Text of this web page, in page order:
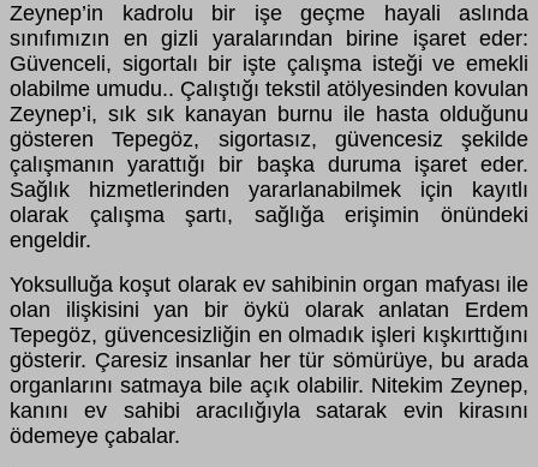
Zeynep’in kadrolu bir işe geçme hayali aslında
sınıfımızın en gizli yaralarından birine işaret eder:
Güvenceli, sigortalı bir işte çalışma isteği ve emekli
olabilme umudu.. Çalıştığı tekstil atölyesinden kovulan
Zeynep’i, sık sık kanayan burnu ile hasta olduğunu
gösteren Tepegöz, sigortasız, güvencesiz şekilde
çalışmanın yarattığı bir başka duruma işaret eder.
Sağlık hizmetlerinden yararlanabilmek için kayıtlı
olarak çalışma şartı, sağlığa erişimin önündeki
engeldir.
Yoksulluğa koşut olarak ev sahibinin organ mafyası ile
olan ilişkisini yan bir öykü olarak anlatan Erdem
Tepegöz, güvencesizliğin en olmadık işleri kışkırttığını
gösterir. Çaresiz insanlar her tür sömürüye, bu arada
organlarını satmaya bile açık olabilir. Nitekim Zeynep,
kanını ev sahibi aracılığıyla satarak evin kirasını
ödemeye çabalar.